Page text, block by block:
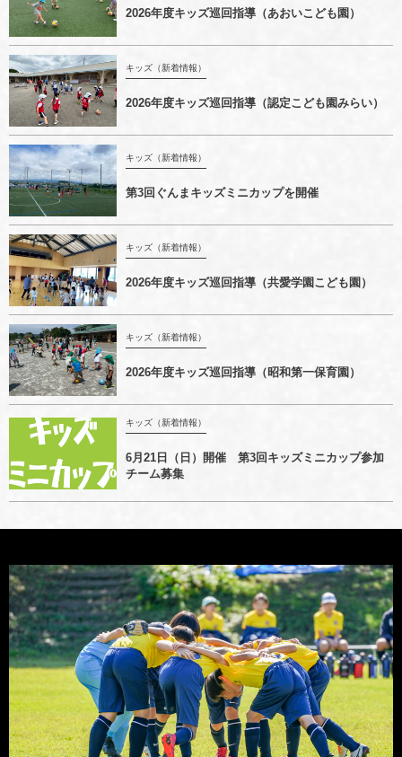
2026年度キッズ巡回指導（あおいこども園）
キッズ（新着情報）
2026年度キッズ巡回指導（認定こども園みらい）
キッズ（新着情報）
第3回ぐんまキッズミニカップを開催
キッズ（新着情報）
2026年度キッズ巡回指導（共愛学園こども園）
キッズ（新着情報）
2026年度キッズ巡回指導（昭和第一保育園）
キッズ（新着情報）
6月21日（日）開催 第3回キッズミニカップ参加
チーム募集